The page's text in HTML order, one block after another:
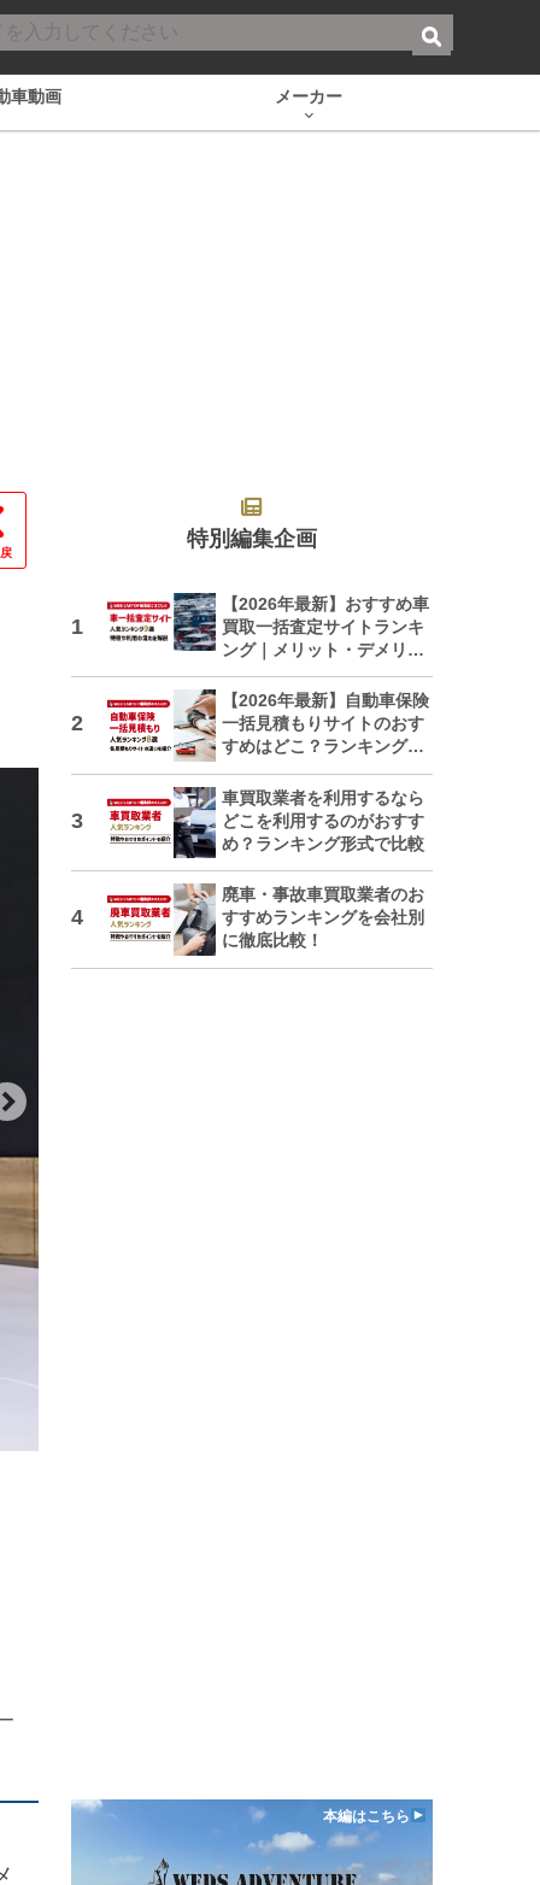
車動画 メーカー
特別編集企画
【2026年最新】おすすめ車
買取一括査定サイトランキ
ング｜メリット・デメリッ
トも解説
【2026年最新】自動車保険
一括見積もりサイトのおす
すめはどこ？ランキングで
車買取業者を利用するなら
どこを利用するのがおすす
め？ランキング形式で比較
廃車・事故車買取業者のお
すすめランキングを会社別
に徹底比較！
本編はこちら